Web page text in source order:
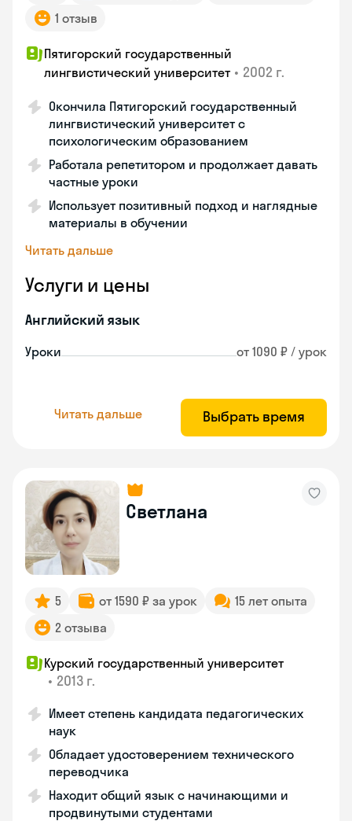
1 отзыв
Пятигорский государственный
лингвистический университет • 2002 г.
Окончила Пятигорский государственный
лингвистический университет с
психологическим образованием
Работала репетитором и продолжает давать
частные уроки
Использует позитивный подход и наглядные
материалы в обучении
Читать дальше
Услуги и цены
Английский язык
Уроки от 1090 ₽ / урок
Читать дальше Выбрать время
Светлана
5 от 1590 ₽ за урок
15 лет опыта
2 отзыва
Курский государственный университет
• 2013 г.
Имеет степень кандидата педагогических
наук
Обладает удостоверением технического
переводчика
Находит общий язык с начинающими и
продвинутыми студентами